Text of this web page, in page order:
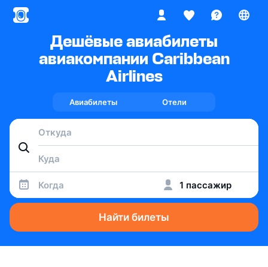
Дешёвые авиабилеты
авиакомпании Caribbean
Airlines
Авиабилеты Отели
Когда 1 пассажир
Найти билеты